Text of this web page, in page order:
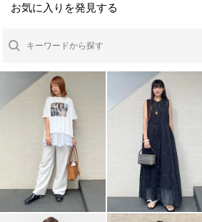
お気に入りを発見する